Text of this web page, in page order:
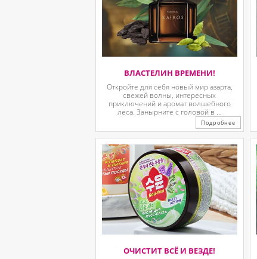
ВЛАСТЕЛИН ВРЕМЕНИ!
Откройте для себя новый мир азарта,
свежей волны, интересных
приключений и аромат волшебного
леса. Занырните с головой в ...
Подробнее
ОЧИСТИТ ВСЁ И ВЕЗДЕ!